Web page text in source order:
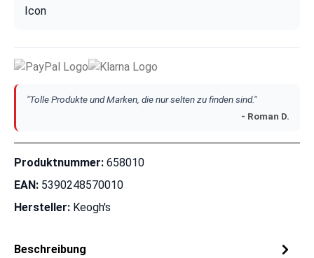
"Tolle Produkte und Marken, die nur selten zu finden sind."
- Roman D.
Produktnummer: 658010
EAN: 5390248570010
Hersteller: Keogh's
Beschreibung